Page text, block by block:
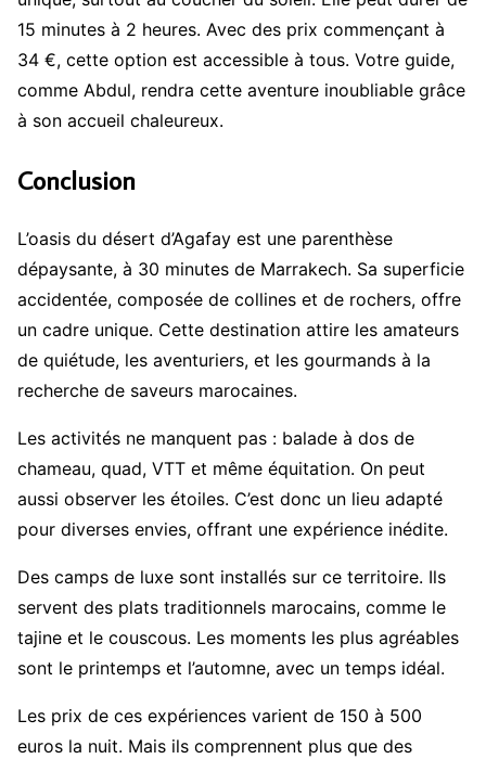
15 minutes à 2 heures. Avec des prix commençant à
34 €, cette option est accessible à tous. Votre guide,
comme Abdul, rendra cette aventure inoubliable grâce
à son accueil chaleureux.
Conclusion
L’oasis du désert d’Agafay est une parenthèse
dépaysante, à 30 minutes de Marrakech. Sa superficie
accidentée, composée de collines et de rochers, offre
un cadre unique. Cette destination attire les amateurs
de quiétude, les aventuriers, et les gourmands à la
recherche de saveurs marocaines.
Les activités ne manquent pas : balade à dos de
chameau, quad, VTT et même équitation. On peut
aussi observer les étoiles. C’est donc un lieu adapté
pour diverses envies, offrant une expérience inédite.
Des camps de luxe sont installés sur ce territoire. Ils
servent des plats traditionnels marocains, comme le
tajine et le couscous. Les moments les plus agréables
sont le printemps et l’automne, avec un temps idéal.
Les prix de ces expériences varient de 150 à 500
euros la nuit. Mais ils comprennent plus que des